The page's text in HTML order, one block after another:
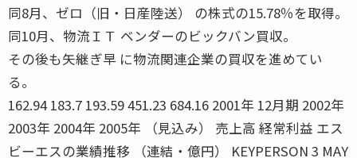
同8月、ゼロ（旧・日産陸送） の株式の15.78％を取得。
同10月、物流ＩＴ ベンダーのビックバン買収。
その後も矢継ぎ早 に物流関連企業の買収を進めてい
る。
162.94 183.7 193.59 451.23 684.16 2001年 12月期 2002年
2003年 2004年 2005年 （見込み） 売上高 経常利益 エス
ビーエスの業績推移 （連結・億円） KEYPERSON 3 MAY